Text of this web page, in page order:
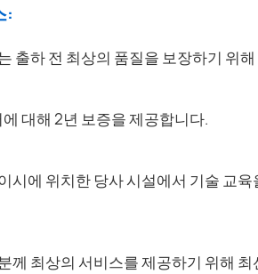
:
출하 전 최상의 품질을 보장하기 위
대해 2년 보증을 제공합니다.
시에 위치한 당사 시설에서 기술 교
께 최상의 서비스를 제공하기 위해